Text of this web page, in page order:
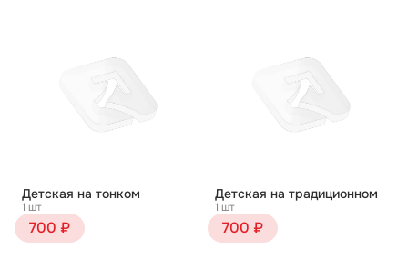
Детская на тонком
1 шт
700 ₽
Детская на традиционном
1 шт
700 ₽